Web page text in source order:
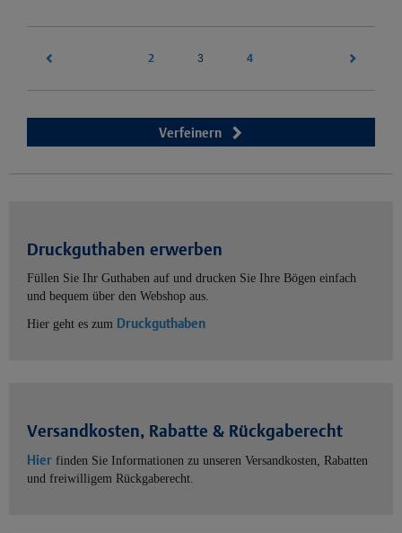
2 3 4
Verfeinern
Druckguthaben erwerben
Füllen Sie Ihr Guthaben auf und drucken Sie Ihre Bögen einfach
und bequem über den Webshop aus.
Hier geht es zum Druckguthaben
Versandkosten, Rabatte & Rückgaberecht
Hier finden Sie Informationen zu unseren Versandkosten, Rabatten
und freiwilligem Rückgaberecht.